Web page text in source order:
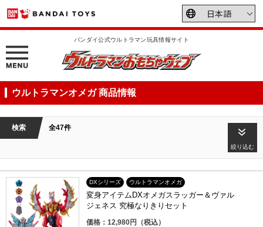
バンダイ公式ウルトラマン玩具情報サイト
ウルトラマンオメガ 商品情報
検索 全47件
絞り込む
DXシリーズ ウルトラマンオメガ
変身アイテムDXオメガスラッガー＆ヴァル
ジェネス 究極なりきりセット
価格：12,980円（税込）